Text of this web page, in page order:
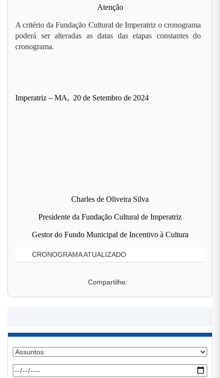
Atenção
A critério da Fundação Cultural de Imperatriz o cronograma
poderá ser alteradas as datas das etapas constantes do
cronograma.
Imperatriz – MA, 20 de Setembro de 2024
Charles de Oliveira Silva
Presidente da Fundação Cultural de Imperatriz
Gestor do Fundo Municipal de Incentivo à Cultura
CRONOGRAMA ATUALIZADO
Compartilhe: